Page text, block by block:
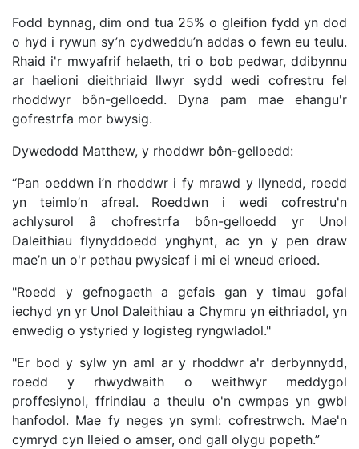
Fodd bynnag, dim ond tua 25% o gleifion fydd yn dod
o hyd i rywun sy’n cydweddu’n addas o fewn eu teulu.
Rhaid i'r mwyafrif helaeth, tri o bob pedwar, ddibynnu
ar haelioni dieithriaid llwyr sydd wedi cofrestru fel
rhoddwyr bôn-gelloedd. Dyna pam mae ehangu'r
gofrestrfa mor bwysig.
Dywedodd Matthew, y rhoddwr bôn-gelloedd:
“Pan oeddwn i’n rhoddwr i fy mrawd y llynedd, roedd
yn teimlo’n afreal. Roeddwn i wedi cofrestru'n
achlysurol â chofrestrfa bôn-gelloedd yr Unol
Daleithiau flynyddoedd ynghynt, ac yn y pen draw
mae’n un o'r pethau pwysicaf i mi ei wneud erioed.
"Roedd y gefnogaeth a gefais gan y timau gofal
iechyd yn yr Unol Daleithiau a Chymru yn eithriadol, yn
enwedig o ystyried y logisteg ryngwladol."
"Er bod y sylw yn aml ar y rhoddwr a'r derbynnydd,
roedd y rhwydwaith o weithwyr meddygol
proffesiynol, ffrindiau a theulu o'n cwmpas yn gwbl
hanfodol. Mae fy neges yn syml: cofrestrwch. Mae'n
cymryd cyn lleied o amser, ond gall olygu popeth.”